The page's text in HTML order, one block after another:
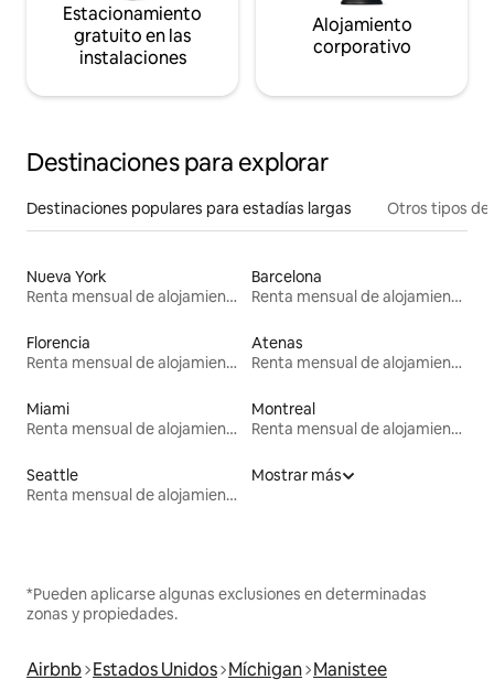
Estacionamiento
gratuito en las
instalaciones
Alojamiento
corporativo
Destinaciones para explorar
Destinaciones populares para estadías largas Otros tipos de
Nueva York
Renta mensual de alojamientos
Barcelona
Renta mensual de alojamientos
Florencia
Renta mensual de alojamientos
Atenas
Renta mensual de alojamientos
Miami
Renta mensual de alojamientos
Montreal
Renta mensual de alojamientos
Seattle
Renta mensual de alojamientos
Mostrar más
*Pueden aplicarse algunas exclusiones en determinadas
zonas y propiedades.
Airbnb Estados Unidos Míchigan Manistee